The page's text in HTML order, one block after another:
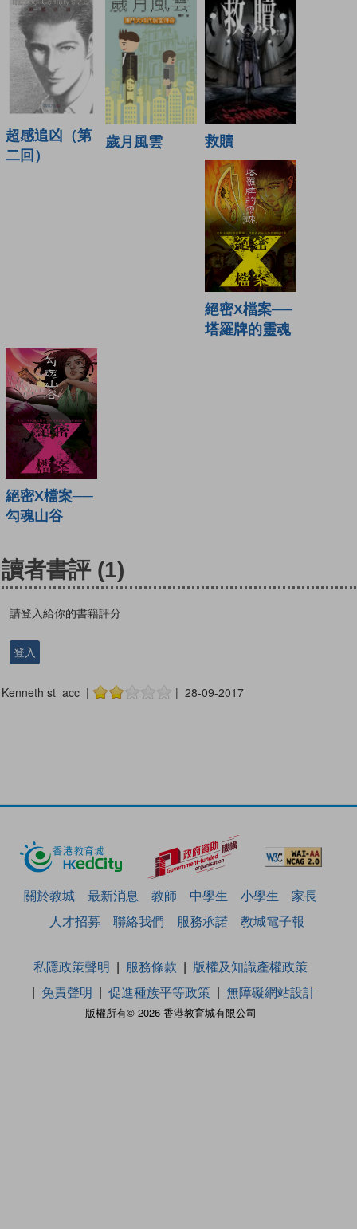
超感追凶（第
二回）
歲月風雲 救贖
絕密X檔案──
塔羅牌的靈魂
絕密X檔案──
勾魂山谷
讀者書評 (1)
請登入給你的書籍評分
登入
Kenneth st_acc | | 28-09-2017
關於教城 最新消息 教師 中學生 小學生
家長
人才招募
聯絡我們 服務承諾 教城電子報
版權所有© 2026 香港教育城有限公司
私隱政策聲明 服務條款
版權及知識產權政策
免責聲明
促進種族平等政策 無障礙網站設計